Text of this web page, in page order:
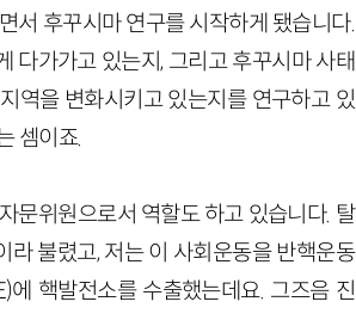
서 후꾸시마 연구를 시작하게 됐습니다.
다가가고 있는지, 그리고 후꾸시마 사태
역을 변화시키고 있는지를 연구하고 있
셈이죠.
문위원으로서 역할도 하고 있습니다. 탈
불렸고, 저는 이 사회운동을 반핵운동
핵발전소를 수출했는데요. 그즈음 진